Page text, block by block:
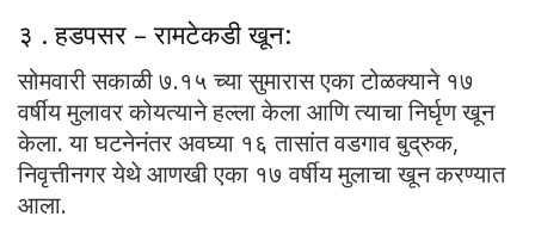
३ . हडपसर – रामटेकडी खून:
सोमवारी सकाळी ७.१५ च्या सुमारास एका टोळक्याने १७
वर्षीय मुलावर कोयत्याने हल्ला केला आणि त्याचा निर्घृण खून
केला. या घटनेनंतर अवघ्या १६ तासांत वडगाव बुद्रुक,
निवृत्तीनगर येथे आणखी एका १७ वर्षीय मुलाचा खून करण्यात
आला.